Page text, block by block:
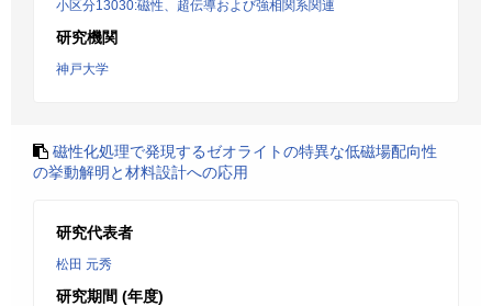
小区分13030:磁性、超伝導および強相関系関連
研究機関
神戸大学
磁性化処理で発現するゼオライトの特異な低磁場配向性
の挙動解明と材料設計への応用
研究代表者
松田 元秀
研究期間 (年度)